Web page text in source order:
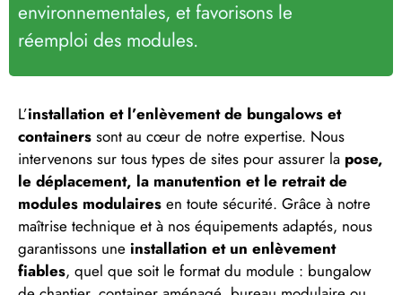
environnementales, et favorisons le
réemploi des modules.
L’installation et l’enlèvement de bungalows et
containers sont au cœur de notre expertise. Nous
intervenons sur tous types de sites pour assurer la pose,
le déplacement, la manutention et le retrait de
modules modulaires en toute sécurité. Grâce à notre
maîtrise technique et à nos équipements adaptés, nous
garantissons une installation et un enlèvement
fiables, quel que soit le format du module : bungalow